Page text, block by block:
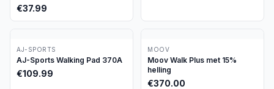
€37.99
AJ-SPORTS
AJ-Sports Walking Pad 370A
€109.99
MOOV
Moov Walk Plus met 15%
helling
€370.00